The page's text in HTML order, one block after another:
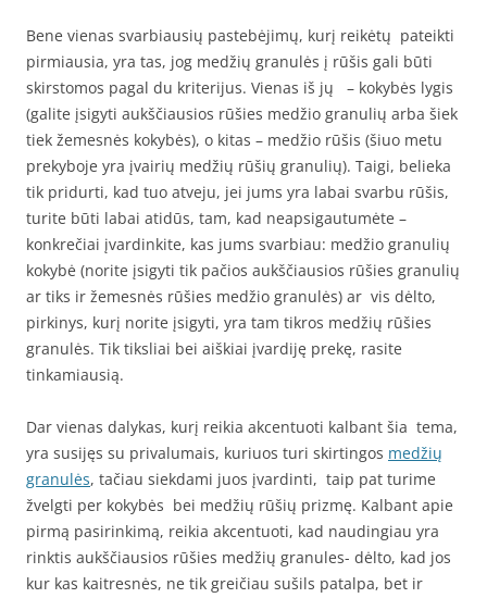
Bene vienas svarbiausių pastebėjimų, kurį reikėtų pateikti
pirmiausia, yra tas, jog medžių granulės į rūšis gali būti
skirstomos pagal du kriterijus. Vienas iš jų – kokybės lygis
(galite įsigyti aukščiausios rūšies medžio granulių arba šiek
tiek žemesnės kokybės), o kitas – medžio rūšis (šiuo metu
prekyboje yra įvairių medžių rūšių granulių). Taigi, belieka
tik pridurti, kad tuo atveju, jei jums yra labai svarbu rūšis,
turite būti labai atidūs, tam, kad neapsigautumėte –
konkrečiai įvardinkite, kas jums svarbiau: medžio granulių
kokybė (norite įsigyti tik pačios aukščiausios rūšies granulių
ar tiks ir žemesnės rūšies medžio granulės) ar vis dėlto,
pirkinys, kurį norite įsigyti, yra tam tikros medžių rūšies
granulės. Tik tiksliai bei aiškiai įvardiję prekę, rasite
tinkamiausią.
Dar vienas dalykas, kurį reikia akcentuoti kalbant šia tema,
yra susijęs su privalumais, kuriuos turi skirtingos medžių
granulės, tačiau siekdami juos įvardinti, taip pat turime
žvelgti per kokybės bei medžių rūšių prizmę. Kalbant apie
pirmą pasirinkimą, reikia akcentuoti, kad naudingiau yra
rinktis aukščiausios rūšies medžių granules- dėlto, kad jos
kur kas kaitresnės, ne tik greičiau sušils patalpa, bet ir